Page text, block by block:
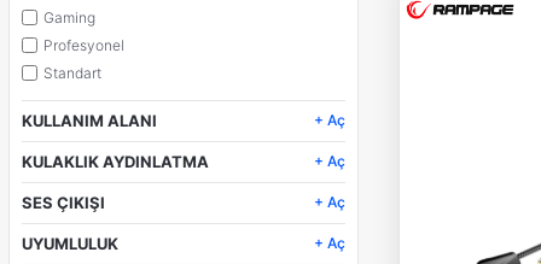
Gaming
Profesyonel
Standart
KULLANIM ALANI
+ Aç
IOS
iPAD
İPHONE
MAC
Mobil
KULAKLIK AYDINLATMA
+ Aç
Yok
RGB
SES ÇIKIŞI
+ Aç
Stereo
UYUMLULUK
+ Aç